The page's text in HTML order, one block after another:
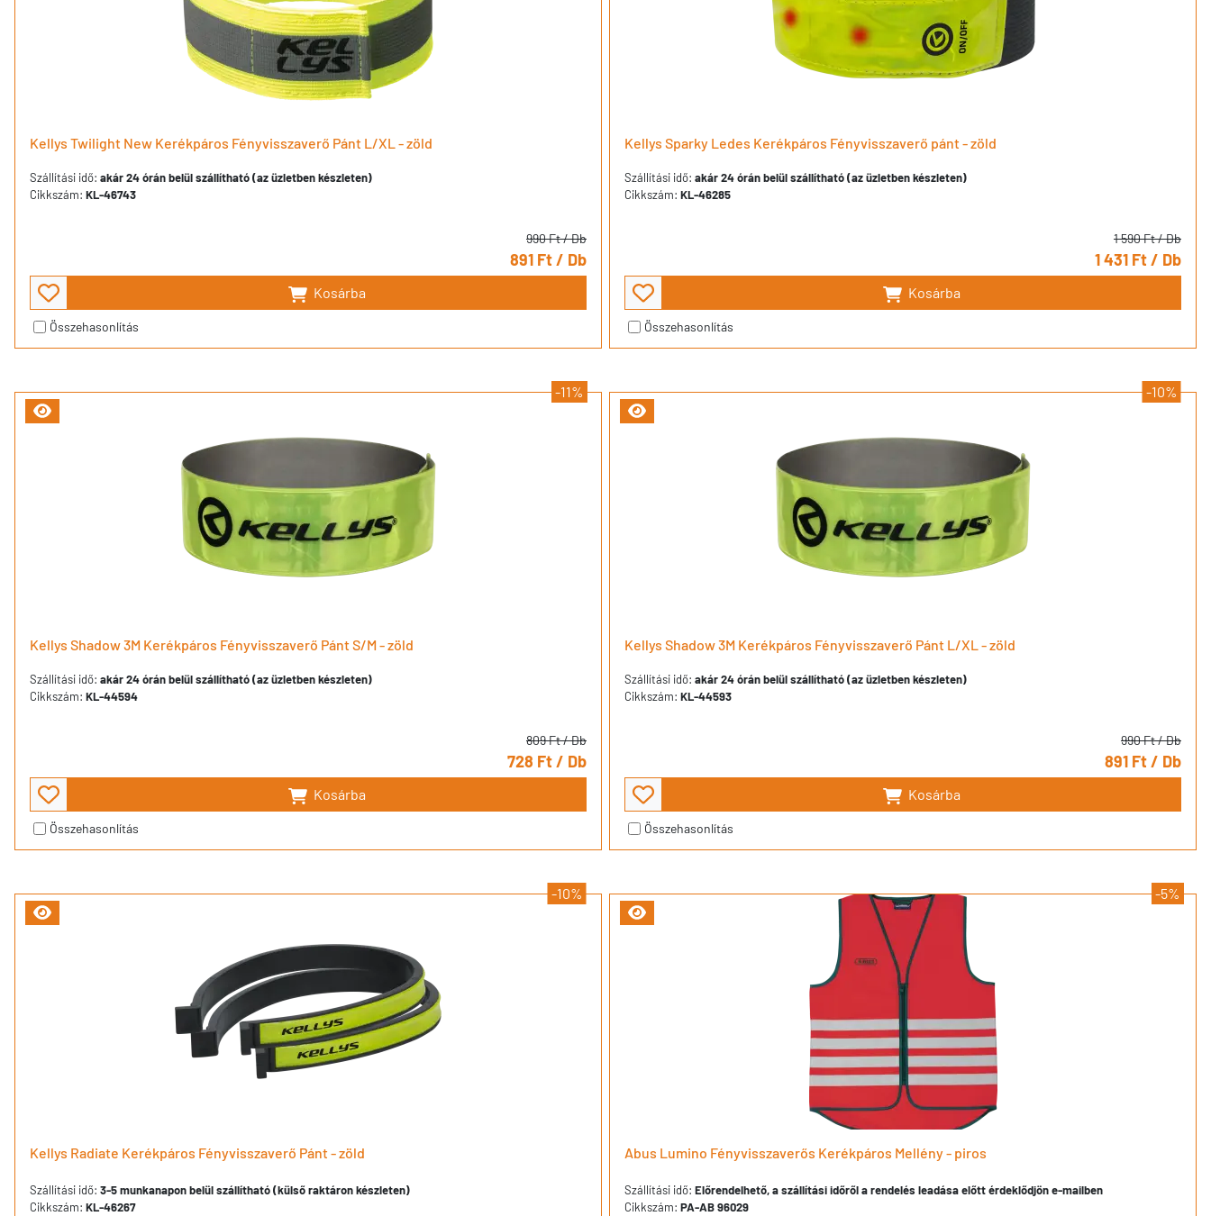
Kellys Twilight New Kerékpáros Fényvisszaverő Pánt L/XL - zöld
Szállítási idő: akár 24 órán belül szállítható (az üzletben készleten)
Cikkszám: KL-46743
990 Ft/ Db
891 Ft/ Db
Kosárba
Összehasonlítás
Kellys Sparky Ledes Kerékpáros Fényvisszaverő pánt - zöld
Szállítási idő: akár 24 órán belül szállítható (az üzletben készleten)
Cikkszám: KL-46285
1 590 Ft/ Db
1 431 Ft/ Db
Kosárba
Összehasonlítás
-11%
Kellys Shadow 3M Kerékpáros Fényvisszaverő Pánt S/M - zöld
Szállítási idő: akár 24 órán belül szállítható (az üzletben készleten)
Cikkszám: KL-44594
809 Ft/ Db
728 Ft/ Db
Kosárba
Összehasonlítás
-10%
Kellys Shadow 3M Kerékpáros Fényvisszaverő Pánt L/XL - zöld
Szállítási idő: akár 24 órán belül szállítható (az üzletben készleten)
Cikkszám: KL-44593
990 Ft/ Db
891 Ft/ Db
Kosárba
Összehasonlítás
-10%
Kellys Radiate Kerékpáros Fényvisszaverő Pánt - zöld
Szállítási idő: 3-5 munkanapon belül szállítható (külső raktáron készleten)
Cikkszám: KL-46267
-5%
Abus Lumino Fényvisszaverős Kerékpáros Mellény - piros
Szállítási idő: Előrendelhető, a szállítási időről a rendelés leadása előtt érdeklődjön e-mailben
Cikkszám: PA-AB 96029